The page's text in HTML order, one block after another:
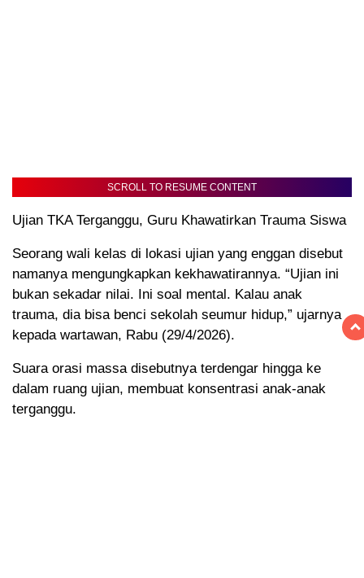
SCROLL TO RESUME CONTENT
Ujian TKA Terganggu, Guru Khawatirkan Trauma Siswa
Seorang wali kelas di lokasi ujian yang enggan disebut
namanya mengungkapkan kekhawatirannya. “Ujian ini
bukan sekadar nilai. Ini soal mental. Kalau anak
trauma, dia bisa benci sekolah seumur hidup,” ujarnya
kepada wartawan, Rabu (29/4/2026).
Suara orasi massa disebutnya terdengar hingga ke
dalam ruang ujian, membuat konsentrasi anak-anak
terganggu.